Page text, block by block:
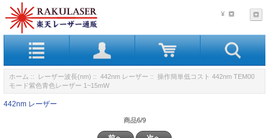
¥
ホーム :: レーザー波長(nm) :: 442nm レーザー :: 操作簡単低コスト 442nm TEM00
モード紫色青色レーザー 1~15mW
442nm レーザー
商品6/9